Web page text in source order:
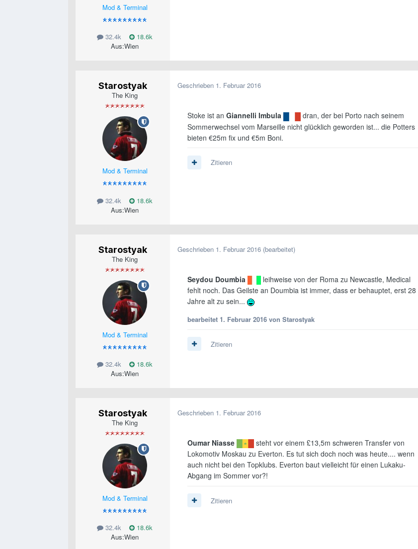
Mod & Terminal
32.4k
18.6k
Aus:Wien
Starostyak
The King
Mod & Terminal
32.4k
18.6k
Aus:Wien
Geschrieben 1. Februar 2016
Stoke ist an Giannelli Imbula
dran, der bei Porto nach seinem
Sommerwechsel vom Marseille nicht glücklich geworden ist... die Potters
bieten €25m fix und €5m Boni.
Zitieren
Starostyak
The King
Mod & Terminal
32.4k
18.6k
Aus:Wien
Geschrieben 1. Februar 2016 (bearbeitet)
Seydou Doumbia
leihweise von der Roma zu Newcastle, Medical
fehlt noch. Das Geilste an Doumbia ist immer, dass er behauptet, erst 28
Jahre alt zu sein...
bearbeitet 1. Februar 2016 von Starostyak
Zitieren
Starostyak
The King
Mod & Terminal
32.4k
18.6k
Aus:Wien
Geschrieben 1. Februar 2016
Oumar Niasse
steht vor einem £13,5m schweren Transfer von
Lokomotiv Moskau zu Everton. Es tut sich doch noch was heute.... wenn
auch nicht bei den Topklubs. Everton baut vielleicht für einen Lukaku-
Abgang im Sommer vor?!
Zitieren